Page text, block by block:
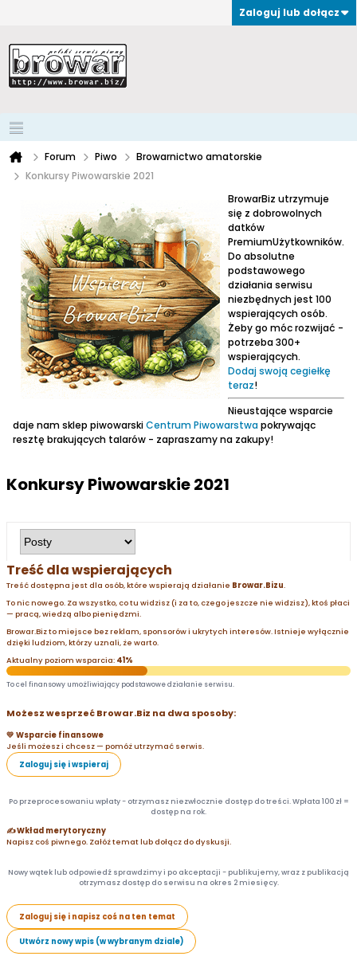
Zaloguj lub dołącz
Forum Piwo
Browarnictwo amatorskie
Konkursy Piwowarskie 2021
BrowarBiz utrzymuje
się z dobrowolnych
datków
PremiumUżytkowników.
Do absolutne
podstawowego
działania serwisu
niezbędnych jest 100
wspierających osób.
Żeby go móc rozwijać -
potrzeba 300+
wspierających.
Dodaj swoją cegiełkę
teraz!
Nieustające wsparcie
daje nam sklep piwowarskiCentrum Piwowarstwapokrywając
resztę brakujących talarów - zapraszamy na zakupy!
Konkursy Piwowarskie 2021
Treść dla wspierających
Treść dostępna jest dla osób, które wspierają działanie Browar.Bizu.
To nic nowego. Za wszystko, co tu widzisz (i za to, czego jeszcze nie widzisz), ktoś płaci
— pracą, wiedzą albo pieniędzmi.
Browar.Biz to miejsce bez reklam, sponsorów i ukrytych interesów. Istnieje wyłącznie
dzięki ludziom, którzy uznali, że warto.
Aktualny poziom wsparcia: 41%
To cel finansowy umożliwiający podstawowe działanie serwisu.
Możesz wesprzeć Browar.Biz na dwa sposoby:
💛 Wsparcie finansowe
Jeśli możesz i chcesz — pomóż utrzymać serwis.
Zaloguj się i wspieraj
Po przeprocesowaniu wpłaty - otrzymasz niezwłocznie dostęp do treści. Wpłata 100 zł =
dostęp na rok.
✍️ Wkład merytoryczny
Napisz coś piwnego. Załóż temat lub dołącz do dyskusji.
Nowy wątek lub odpowiedź sprawdzimy i po akceptacji - publikujemy, wraz z publikacją
otrzymasz dostęp do serwisu na okres 2 miesięcy.
Zaloguj się i napisz coś na ten temat
Utwórz nowy wpis (w wybranym dziale)